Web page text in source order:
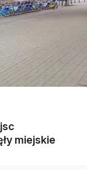
miejskie